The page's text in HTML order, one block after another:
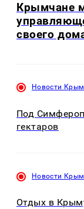
Крымчане
своего
Новости
Под
гектаров
Новости
Отдых в